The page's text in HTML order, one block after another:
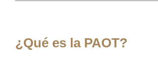
¿Qué es la PAOT?